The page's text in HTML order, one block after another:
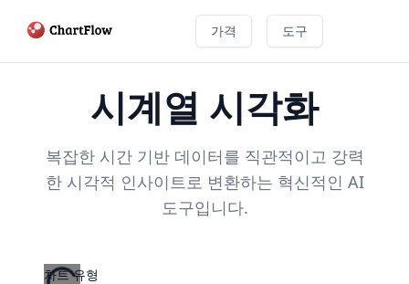
가격 도구
시계열 시각화
복잡한 시간 기반 데이터를 직관적이고 강력
한 시각적 인사이트로 변환하는 혁신적인 AI
도구입니다.
차트 유형